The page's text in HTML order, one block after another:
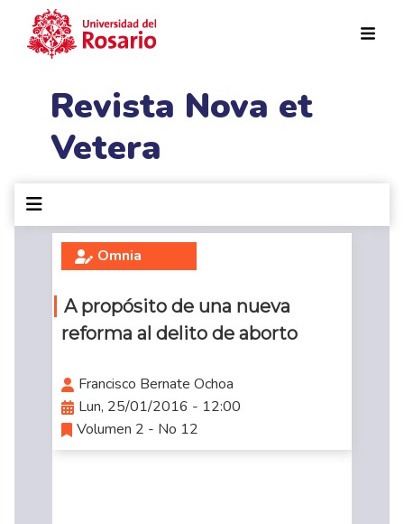
Revista Nova et
Vetera
Omnia
A propósito de una nueva
reforma al delito de aborto
Francisco Bernate Ochoa
Lun, 25/01/2016 - 12:00
Volumen 2 - No 12